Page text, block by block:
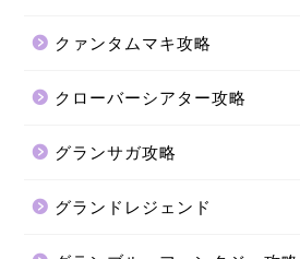
クァンタムマキ攻略
クローバーシアター攻略
グランサガ攻略
グランドレジェンド